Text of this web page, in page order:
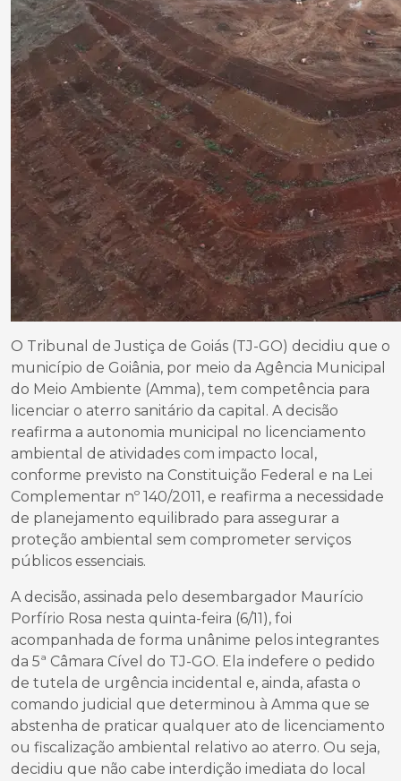
O Tribunal de Justiça de Goiás (TJ-GO) decidiu que o
município de Goiânia, por meio da Agência Municipal
do Meio Ambiente (Amma), tem competência para
licenciar o aterro sanitário da capital. A decisão
reafirma a autonomia municipal no licenciamento
ambiental de atividades com impacto local,
conforme previsto na Constituição Federal e na Lei
Complementar nº 140/2011, e reafirma a necessidade
de planejamento equilibrado para assegurar a
proteção ambiental sem comprometer serviços
públicos essenciais.
A decisão, assinada pelo desembargador Maurício
Porfírio Rosa nesta quinta-feira (6/11), foi
acompanhada de forma unânime pelos integrantes
da 5ª Câmara Cível do TJ-GO. Ela indefere o pedido
de tutela de urgência incidental e, ainda, afasta o
comando judicial que determinou à Amma que se
abstenha de praticar qualquer ato de licenciamento
ou fiscalização ambiental relativo ao aterro. Ou seja,
decidiu que não cabe interdição imediata do local